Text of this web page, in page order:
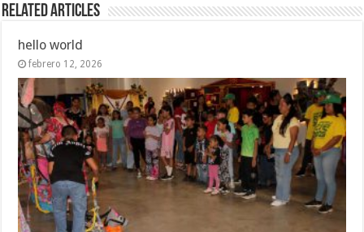
Related Articles
hello world
febrero 12, 2026